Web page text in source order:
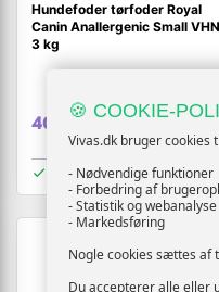
Hundefoder tørfoder Royal
Canin Anallergenic Small VHN
3 kg
409,- Vis
På lager
🍪 COOKIE-
Vivas.dk bruger cookies
- Nødvendige funktioner
- Forbedring af
- Statistik og webanalyse
- Markedsføring
Nogle cookies sættes af
Du accepterer alle eller